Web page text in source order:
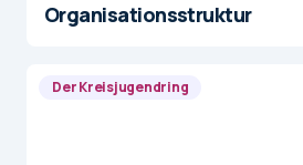
Organisationsstruktur
Der Kreisjugendring